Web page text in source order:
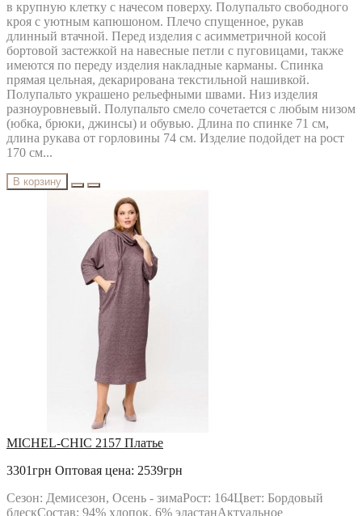
в крупную клетку с начесом поверху. Полупальто свободного
кроя с уютным капюшоном. Плечо спущенное, рукав
длинный втачной. Перед изделия с асимметричной косой
бортовой застежкой на навесные петли с пуговицами, также
имеются по переду изделия накладные карманы. Спинка
прямая цельная, декарирована текстильной нашивкой.
Полупальто украшено рельефными швами. Низ изделия
разноуровневый. Полупальто смело сочетается с любым низом
(юбка, брюки, джинсы) и обувью. Длина по спинке 71 см,
длина рукава от горловины 74 см. Изделие подойдет на рост
170 см...
В корзину
MICHEL-CHIC 2157 Платье
3301грн Оптовая цена: 2539грн
Сезон: Демисезон, Осень - зимаРост: 164Цвет: Бордовый
блескСостав: 94% хлопок, 6% эластанАктуальное